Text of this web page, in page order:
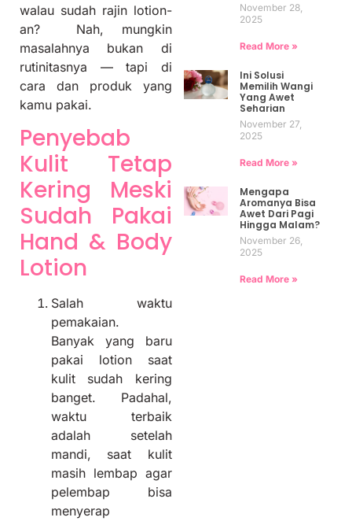
walau sudah rajin lotion-
an? Nah, mungkin
masalahnya bukan di
rutinitasnya — tapi di
cara dan produk yang
kamu pakai.
Penyebab
Kulit Tetap
Kering Meski
Sudah Pakai
Hand & Body
Lotion
Salah waktu
pemakaian.
Banyak yang baru
pakai lotion saat
kulit sudah kering
banget. Padahal,
waktu terbaik
adalah setelah
mandi, saat kulit
masih lembap agar
pelembap bisa
menyerap
November 28,
2025
Read More »
Ini Solusi
Memilih Wangi
Yang Awet
Seharian
November 27,
2025
Read More »
Mengapa
Aromanya Bisa
Awet Dari Pagi
Hingga Malam?
November 26,
2025
Read More »